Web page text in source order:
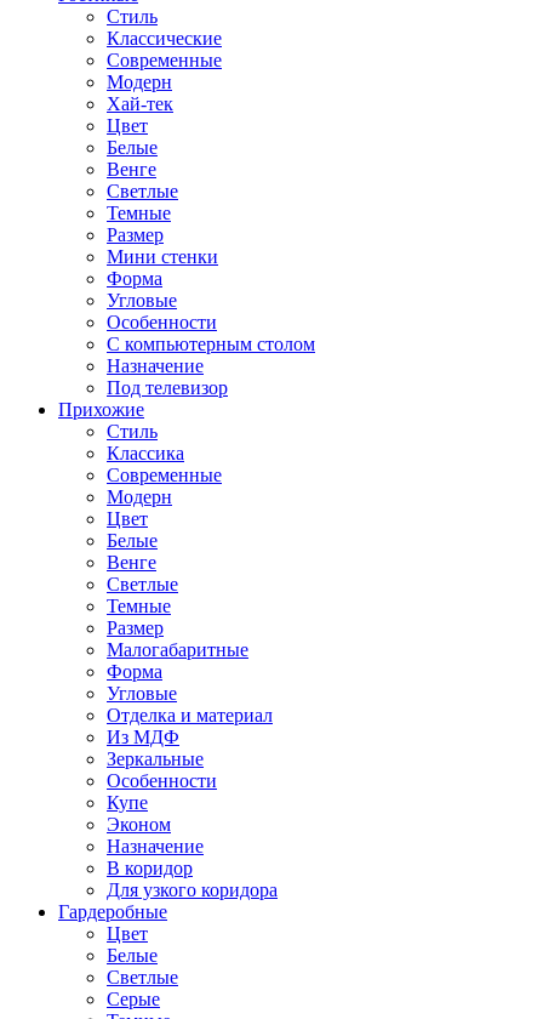
Стиль
Классические
Современные
Модерн
Хай-тек
Цвет
Белые
Венге
Светлые
Темные
Размер
Мини стенки
Форма
Угловые
Особенности
С компьютерным столом
Назначение
Под телевизор
Прихожие
Стиль
Классика
Современные
Модерн
Цвет
Белые
Венге
Светлые
Темные
Размер
Малогабаритные
Форма
Угловые
Отделка и материал
Из МДФ
Зеркальные
Особенности
Купе
Эконом
Назначение
В коридор
Для узкого коридора
Гардеробные
Цвет
Белые
Светлые
Серые